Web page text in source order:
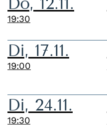
19:30
Di, 17.11.
19:00
Di, 24.11.
19:30